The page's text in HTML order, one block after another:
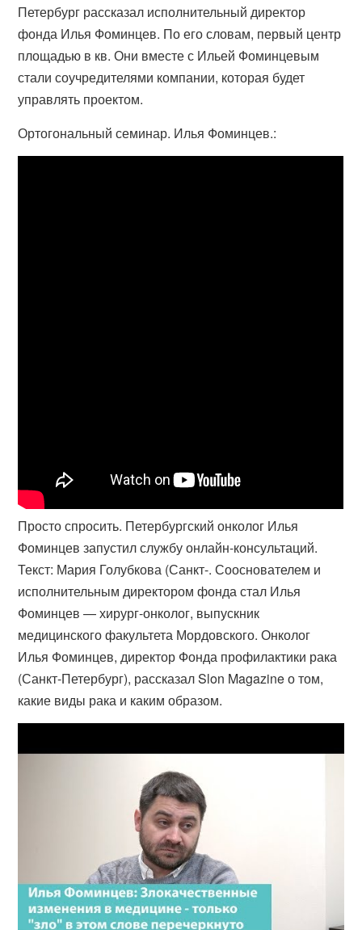
Петербург рассказал исполнительный директор
фонда Илья Фоминцев. По его словам, первый центр
площадью в кв. Они вместе с Ильей Фоминцевым
стали соучредителями компании, которая будет
управлять проектом.
Ортогональный семинар. Илья Фоминцев.:
Просто спросить. Петербургский онколог Илья
Фоминцев запустил службу онлайн-консультаций.
Текст: Мария Голубкова (Санкт-. Сооснователем и
исполнительным директором фонда стал Илья
Фоминцев — хирург-онколог, выпускник
медицинского факультета Мордовского. Онколог
Илья Фоминцев, директор Фонда профилактики рака
(Санкт-​Петербург), рассказал Slon Magazine о том,
какие виды рака и каким образом.